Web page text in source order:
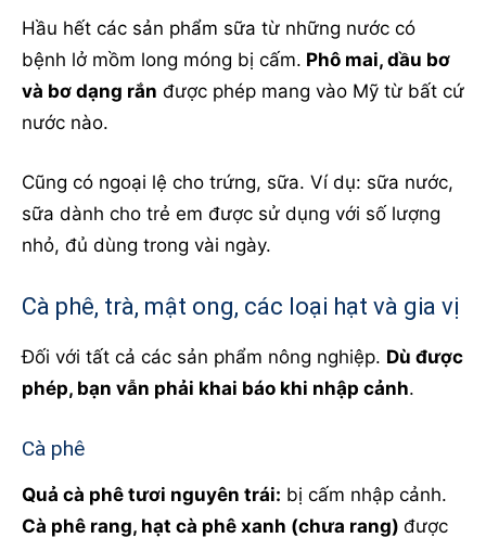
Hầu hết các sản phẩm sữa từ những nước có
bệnh lở mồm long móng bị cấm. Phô mai, dầu bơ
và bơ dạng rắn được phép mang vào Mỹ từ bất cứ
nước nào.
Cũng có ngoại lệ cho trứng, sữa. Ví dụ: sữa nước,
sữa dành cho trẻ em được sử dụng với số lượng
nhỏ, đủ dùng trong vài ngày.
Cà phê, trà, mật ong, các loại hạt và gia vị
Đối với tất cả các sản phẩm nông nghiệp. Dù được
phép, bạn vẫn phải khai báo khi nhập cảnh.
Cà phê
Quả cà phê tươi nguyên trái: bị cấm nhập cảnh.
Cà phê rang, hạt cà phê xanh (chưa rang) được